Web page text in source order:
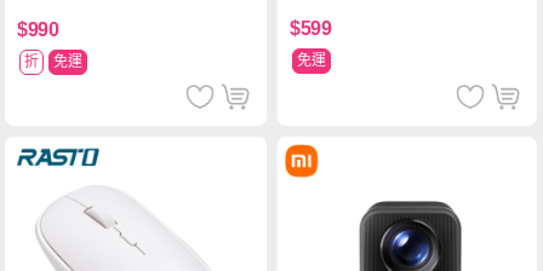
$990
折 免運
$599
免運